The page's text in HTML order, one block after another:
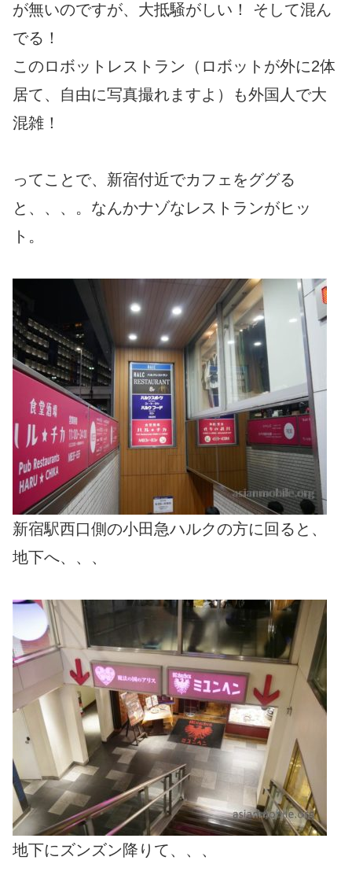
が無いのですが、大抵騒がしい！ そして混ん
でる！
このロボットレストラン（ロボットが外に2体
居て、自由に写真撮れますよ）も外国人で大
混雑！
ってことで、新宿付近でカフェをググる
と、、、。なんかナゾなレストランがヒッ
ト。
新宿駅西口側の小田急ハルクの方に回ると、
地下へ、、、
地下にズンズン降りて、、、